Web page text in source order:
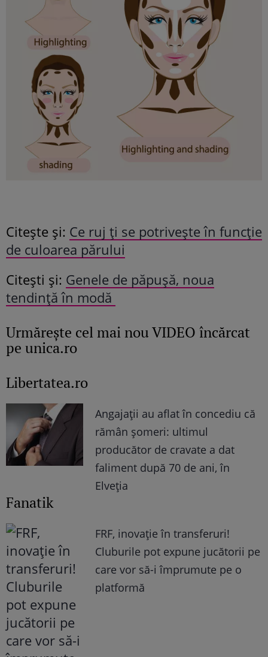
Citește și: Ce ruj ți se potrivește în funcție
de culoarea părului
Citești și: Genele de păpușă, noua
tendință în modă
Urmăreşte cel mai nou VIDEO încărcat
pe unica.ro
Libertatea.ro
Angajații au aflat în concediu că
rămân șomeri: ultimul
producător de cravate a dat
faliment după 70 de ani, în
Elveția
Fanatik
FRF, inovație în transferuri!
Cluburile pot expune jucătorii pe
care vor să-i împrumute pe o
platformă